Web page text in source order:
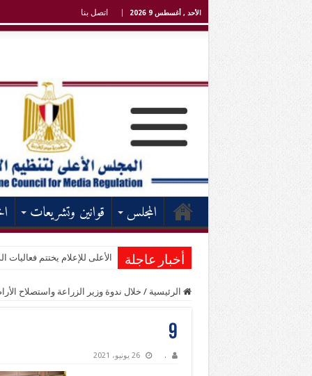
الأحد , أغسطس 9 2026 اتصل بنا
المجلس قوانين وتشريعات
أخبار عاجلة الأعلى للإعلام يختتم فعاليات
الرئيسية / خلال ندوة وزير الزراعة واستصلاح
9
. 26 يونيو، 2021